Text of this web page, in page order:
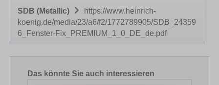
SDB (Metallic)
https://www.heinrich-
koenig.de/media/23/a6/f2/1772789905/SDB_24359
6_Fenster-Fix_PREMIUM_1_0_DE_de.pdf
Produktgalerie überspringen
Das könnte Sie auch interessieren